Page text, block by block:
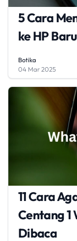
5 Cara
ke HP Baru
Botika
04 Mar 2025
11 Cara
Centang 1
Dibaca